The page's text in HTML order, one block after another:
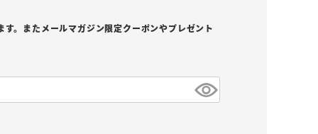
。またメールマガジン限定クーポンやプレゼント